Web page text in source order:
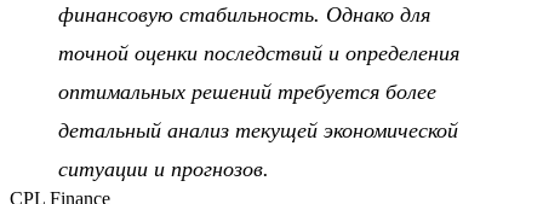
финансовую стабильность. Однако для
точной оценки последствий и определения
оптимальных решений требуется более
детальный анализ текущей экономической
ситуации и прогнозов.
CPL Finance